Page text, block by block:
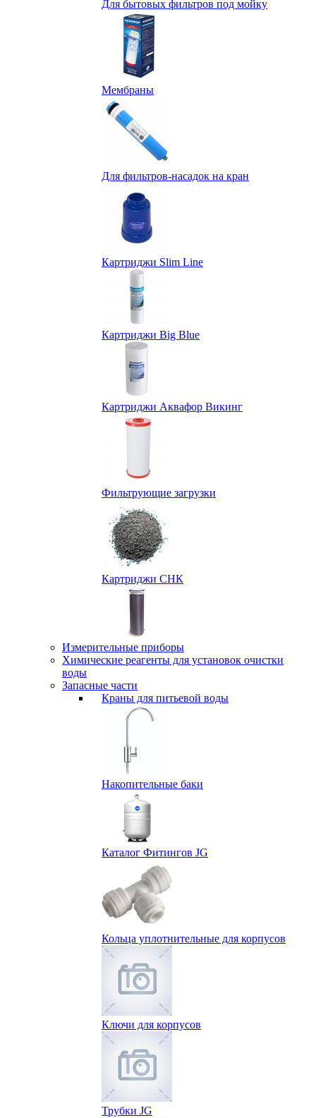
Для бытовых фильтров под мойку
Мембраны
Для фильтров-насадок на кран
Картриджи Slim Line
Картриджи Big Blue
Картриджи Аквафор Викинг
Фильтрующие загрузки
Картриджи СНК
Измерительные приборы
Химические реагенты для установок очистки
воды
Запасные части
Краны для питьевой воды
Накопительные баки
Каталог Фитингов JG
Кольца уплотнительные для корпусов
Ключи для корпусов
Трубки JG